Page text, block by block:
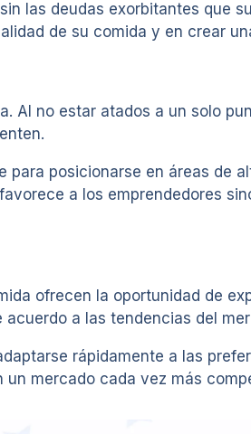
las deudas exorbitantes que
de su comida y en crear
Al no estar atados a un solo
posicionarse en áreas de
a los emprendedores
ofrecen la oportunidad de
a las tendencias del
rápidamente a las
mercado cada vez más